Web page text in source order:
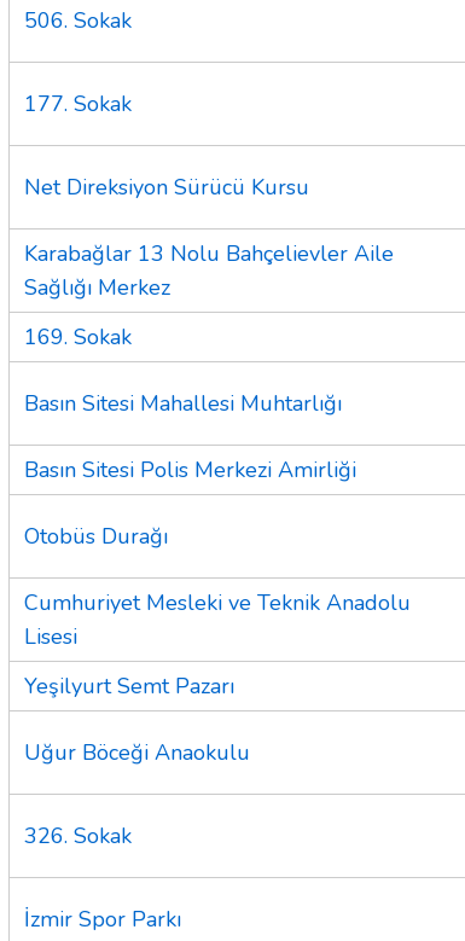
506. Sokak
177. Sokak
Net Direksiyon Sürücü Kursu
Karabağlar 13 Nolu Bahçelievler Aile
Sağlığı Merkez
169. Sokak
Basın Sitesi Mahallesi Muhtarlığı
Basın Sitesi Polis Merkezi Amirliği
Otobüs Durağı
Cumhuriyet Mesleki ve Teknik Anadolu
Lisesi
Yeşilyurt Semt Pazarı
Uğur Böceği Anaokulu
326. Sokak
İzmir Spor Parkı